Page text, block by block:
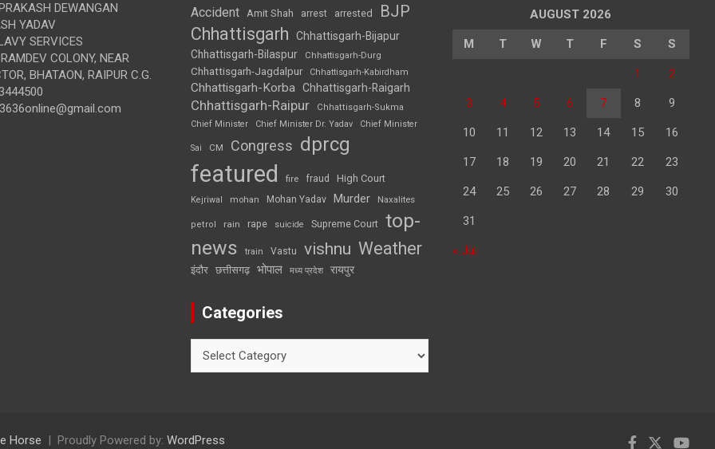
DEWANGAN
YADAV
SERVICES
COLONY, NEAR
BHATAON, RAIPUR C.G.
Accident Amit Shah arrest arrested BJP
Chhattisgarh
Chhattisgarh-Bijapur
Chhattisgarh-Bilaspur
Chhattisgarh-Durg
Chhattisgarh-Jagdalpur Chhattisgarh-Kabirdham
Chhattisgarh-Korba Chhattisgarh-Raigarh
Chhattisgarh-Raipur
Chhattisgarh-Sukma
Chief Minister
Chief Minister Dr. Yadav Chief Minister
Sai CM Congress dprcg
featured fire fraud High Court
Kejriwal mohan Mohan Yadav Murder Naxalites
petrol rain rape suicide Supreme Court top-
news
train Vastu vishnu Weather
इंदौर छत्तीसगढ़ भोपाल मध्य प्रदेश रायपुर
Categories
AUGUST 2026
M T W T F S S
1 2
3 4 5 6 7 8 9
10 11 12 13 14 15 16
17 18 19 20 21 22 23
24 25 26 27 28 29 30
31
« Jul
Horse Proudly Powered by: WordPress